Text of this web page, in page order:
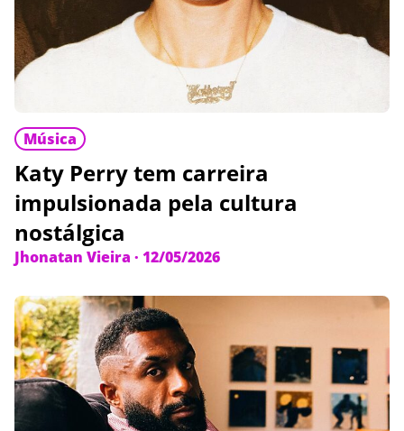
Música
Katy Perry tem carreira
impulsionada pela cultura
nostálgica
Jhonatan Vieira · 12/05/2026